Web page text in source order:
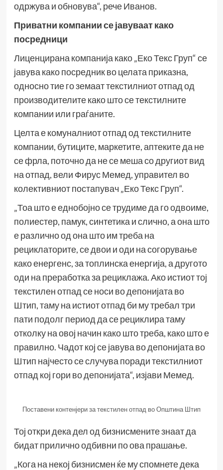
одржува и обновува“, рече Иванов.
Приватни компании се јавуваат како
посредници
Лиценцирана компанија како „Еко Текс Груп“ се
јавува како посредник во целата приказна,
односно тие го земаат текстилниот отпад од
производителите како што се текстилните
компании или граѓаните.
Целта е комуналниот отпад од текстилните
компании, бутиците, маркетите, аптеките да не
се фрла, поточно да не се меша со другиот вид
на отпад, вели Фирус Мемед, управител во
колективниот постапувач „Еко Текс Груп“.
„Тоа што е еднобојно се трудиме да го одвоиме,
полиестер, памук, синтетика и слично, а она што
е различно од она што им треба на
рециклаторите, се двои и оди на согорување
како енергенс, за топлинска енергија, а другото
оди на преработка за рециклажа. Ако истиот тој
текстилен отпад се носи во депонијата во
Штип, таму на истиот отпад би му требал три
пати подолг период да се рециклира таму
отколку на овој начин како што треба, како што е
правилно. Чадот кој се јавува во депонијата во
Штип најчесто се случува поради текстилниот
отпад кој гори во депонијата“, изјави Мемед.
Поставени контенјери за текстилен отпад во Општина Штип
Тој откри дека дел од бизнисмените знаат да
бидат прилично одбивни по ова прашање.
„Кога на некој бизнисмен ќе му спомнете дека